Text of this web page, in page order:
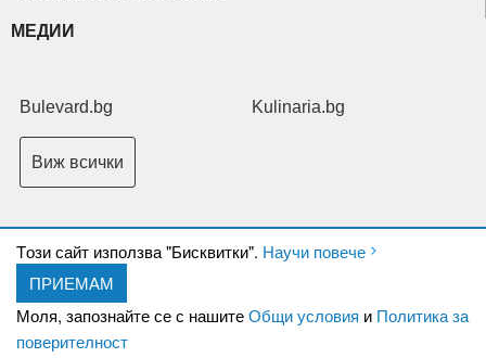
Tози сайт използва "Бисквитки". Научи повече
ПРИЕМАМ
Моля, запознайте се с нашитеОбщи условия и Политика за
поверителност
МЕДИИ
Bulevard.bg Kulinaria.bg
Виж всички
Copyright © 2026 Ксениум ООД. Всички права запазени.
XeniumCompany.com